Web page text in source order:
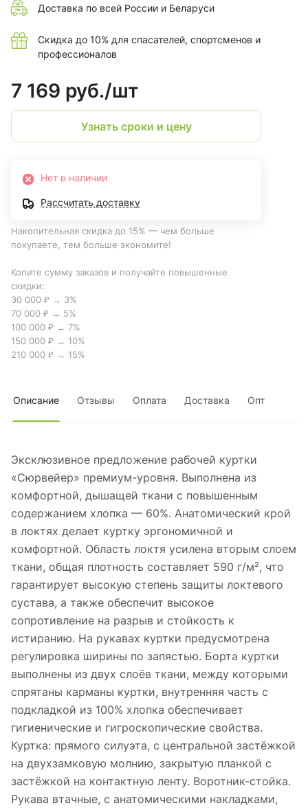
Доставка по всей России и Беларуси
Скидка до 10% для спасателей, спортсменов и
профессионалов
7 169 руб./шт
Узнать сроки и цену
Нет в наличии
Рассчитать доставку
Накопительная скидка до 15% — чем больше
покупаете, тем больше экономите!
Копите сумму заказов и получайте повышенные
скидки:
30 000 ₽ → 3%
70 000 ₽ → 5%
100 000 ₽ → 7%
150 000 ₽ → 10%
210 000 ₽ → 15%
Описание Отзывы Оплата Доставка Опт
Эксклюзивное предложение рабочей куртки
«Сюрвейер» премиум-уровня. Выполнена из
комфортной, дышащей ткани с повышенным
содержанием хлопка — 60%. Анатомический крой
в локтях делает куртку эргономичной и
комфортной. Область локтя усилена вторым слоем
ткани, общая плотность составляет 590 г/м², что
гарантирует высокую степень защиты локтевого
сустава, а также обеспечит высокое
сопротивление на разрыв и стойкость к
истиранию. На рукавах куртки предусмотрена
регулировка ширины по запястью. Борта куртки
выполнены из двух слоёв ткани, между которыми
спрятаны карманы куртки, внутренняя часть с
подкладкой из 100% хлопка обеспечивает
гигиенические и гигроскопические свойства.
Куртка: прямого силуэта, с центральной застёжкой
на двухзамковую молнию, закрытую планкой с
застёжкой на контактную ленту. Воротник-стойка.
Рукава втачные, с анатомическими накладками,